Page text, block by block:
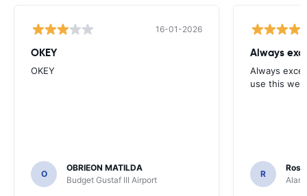
16-01-2026
OKEY
OKEY
O
OBRIEON MATILDA
Budget Gustaf III Airport
Always
Always
use this
R